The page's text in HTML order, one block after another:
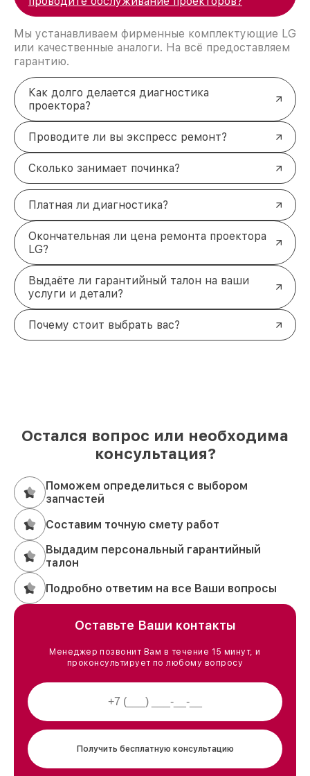
Мы устанавливаем фирменные комплектующие LG
или качественные аналоги. На всё предоставляем
гарантию.
Как долго делается диагностика
проектора?
Проводите ли вы экспресс ремонт?
Сколько занимает починка?
Платная ли диагностика?
Окончательная ли цена ремонта проектора
LG?
Выдаёте ли гарантийный талон на ваши
услуги и детали?
Почему стоит выбрать вас?
Остался вопрос или необходима
консультация?
Поможем определиться с выбором
запчастей
Составим точную смету работ
Выдадим персональный гарантийный
талон
Подробно ответим на все Ваши вопросы
Оставьте Ваши контакты
Менеджер позвонит Вам в течение 15 минут, и
проконсультирует по любому вопросу
Получить бесплатную консультацию